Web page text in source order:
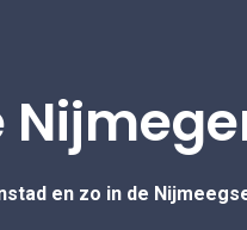
en zo in de